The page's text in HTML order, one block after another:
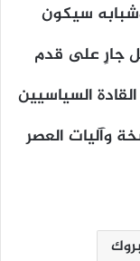
سيكون
جارٍ على قدم
السياسيين
وآليات العصر